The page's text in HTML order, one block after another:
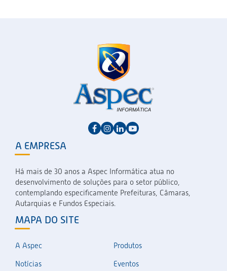
A EMPRESA
Há mais de 30 anos a Aspec Informática atua no
desenvolvimento de soluções para o setor público,
contemplando especificamente Prefeituras, Câmaras,
Autarquias e Fundos Especiais.
MAPA DO SITE
A Aspec
Produtos
Notícias
Eventos